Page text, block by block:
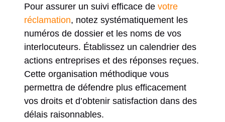
Pour assurer un suivi efficace de votre
réclamation, notez systématiquement les
numéros de dossier et les noms de vos
interlocuteurs. Établissez un calendrier des
actions entreprises et des réponses reçues.
Cette organisation méthodique vous
permettra de défendre plus efficacement
vos droits et d’obtenir satisfaction dans des
délais raisonnables.